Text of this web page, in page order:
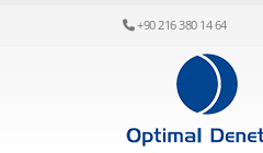
+90 216 380 14 64